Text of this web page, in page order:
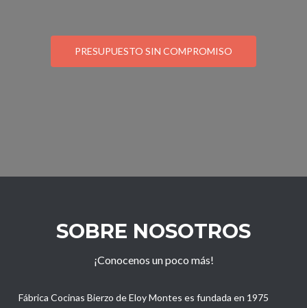
PRESUPUESTO SIN COMPROMISO
SOBRE NOSOTROS
¡Conocenos un poco más!
Fábrica Cocinas Bierzo de Eloy Montes es fundada en 1975